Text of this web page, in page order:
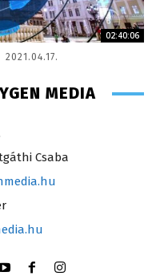
02:40:06
2021.04.17.
MEDIA
Csaba